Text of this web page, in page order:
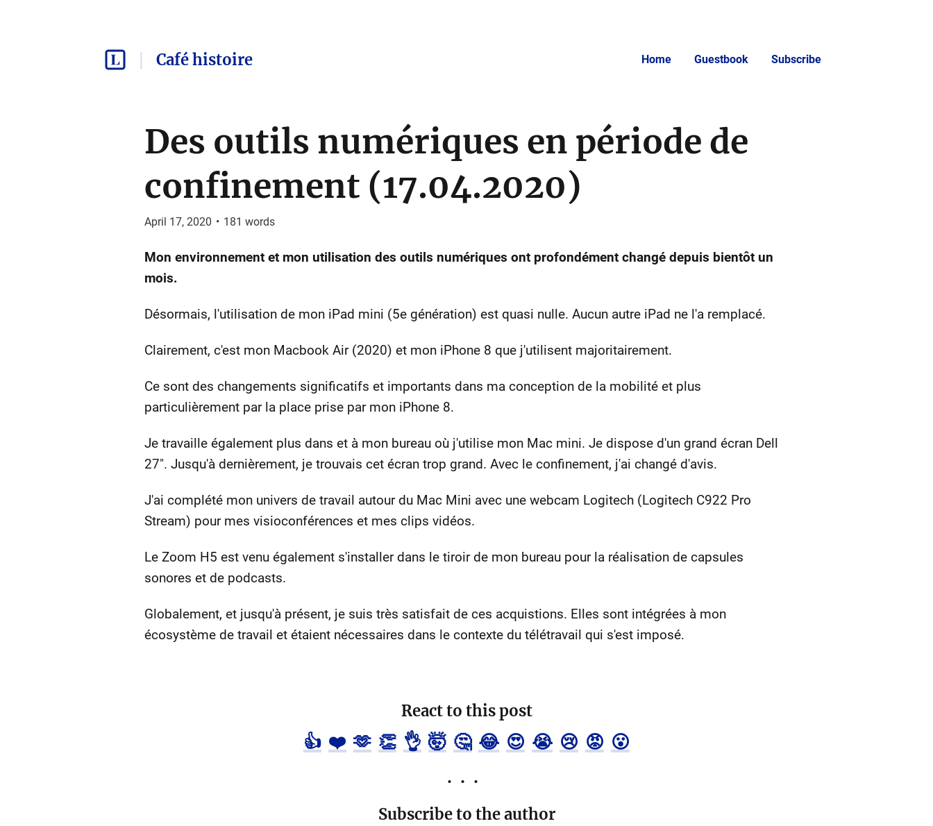
Café histoire Home Guestbook Subscribe
Des outils numériques en période de
confinement (17.04.2020)
April 17, 2020 • 181 words
Mon environnement et mon utilisation des outils numériques ont profondément changé depuis bientôt un
mois.
Désormais, l'utilisation de mon iPad mini (5e génération) est quasi nulle. Aucun autre iPad ne l'a remplacé.
Clairement, c'est mon Macbook Air (2020) et mon iPhone 8 que j'utilisent majoritairement.
Ce sont des changements significatifs et importants dans ma conception de la mobilité et plus
particulièrement par la place prise par mon iPhone 8.
Je travaille également plus dans et à mon bureau où j'utilise mon Mac mini. Je dispose d'un grand écran Dell
27". Jusqu'à dernièrement, je trouvais cet écran trop grand. Avec le confinement, j'ai changé d'avis.
J'ai complété mon univers de travail autour du Mac Mini avec une webcam Logitech (Logitech C922 Pro
Stream) pour mes visioconférences et mes clips vidéos.
Le Zoom H5 est venu également s'installer dans le tiroir de mon bureau pour la réalisation de capsules
sonores et de podcasts.
Globalement, et jusqu'à présent, je suis très satisfait de ces acquistions. Elles sont intégrées à mon
écosystème de travail et étaient nécessaires dans le contexte du télétravail qui s'est imposé.
React to this post
👍 ❤️ 🫶 👏 👌 🤯 🤔 😂 😍 😭 😢 😡 😮
Subscribe to the author